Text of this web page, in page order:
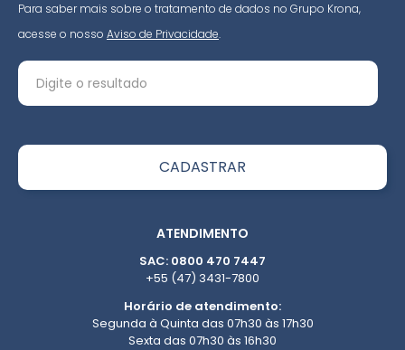
Para saber mais sobre o tratamento de dados no Grupo Krona,
acesse o nosso Aviso de Privacidade.
ATENDIMENTO
SAC: 0800 470 7447
+55 (47) 3431-7800
Horário de atendimento:
Segunda à Quinta das 07h30 às 17h30
Sexta das 07h30 às 16h30